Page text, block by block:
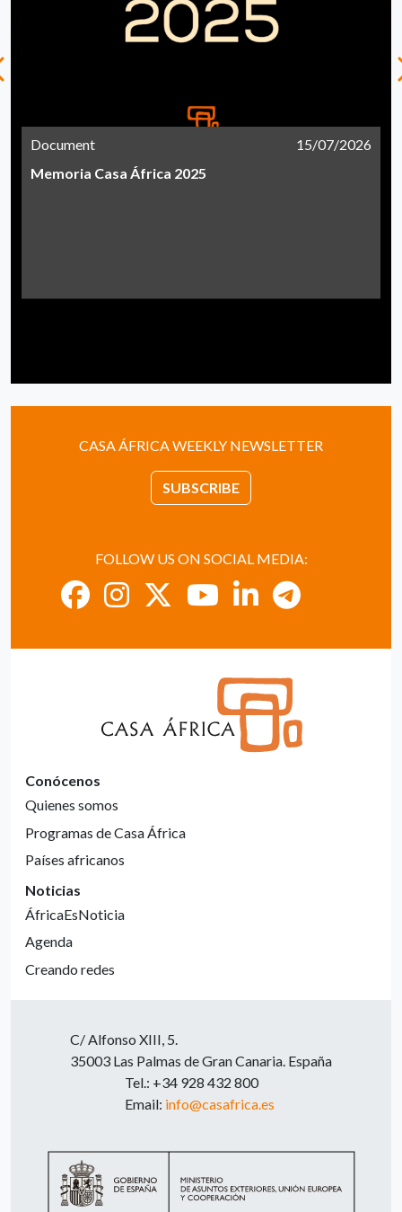
Document
15/07/2026
Memoria Casa África 2025
CASA ÁFRICA WEEKLY NEWSLETTER
SUBSCRIBE
FOLLOW US ON SOCIAL MEDIA:
Conócenos
Quienes somos
Programas de Casa África
Países africanos
Noticias
ÁfricaEsNoticia
Agenda
Creando redes
C/ Alfonso XIII, 5.
35003 Las Palmas de Gran Canaria. España
Tel.: +34 928 432 800
Email: info@casafrica.es